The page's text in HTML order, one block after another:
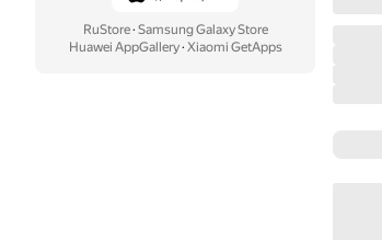
RuStore· Samsung Galaxy Store
Huawei AppGallery· Xiaomi GetApps